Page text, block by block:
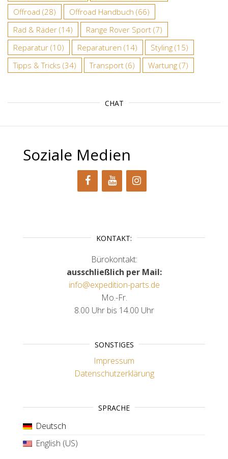
Offroad (28) Offroad Handbuch (66)
Rad & Räder (14) Range Rover Sport (7)
Reparatur (10) Reparaturen (14) Styling (15)
Tipps & Tricks (34) Transport (6) Wartung (7)
CHAT
Soziale Medien
KONTAKT:
Bürokontakt:
ausschließlich per Mail:
info@expedition-parts.de
Mo.-Fr.
8.00 Uhr bis 14.00 Uhr
SONSTIGES
Impressum
Datenschutzerklärung
SPRACHE
Deutsch
English (US)